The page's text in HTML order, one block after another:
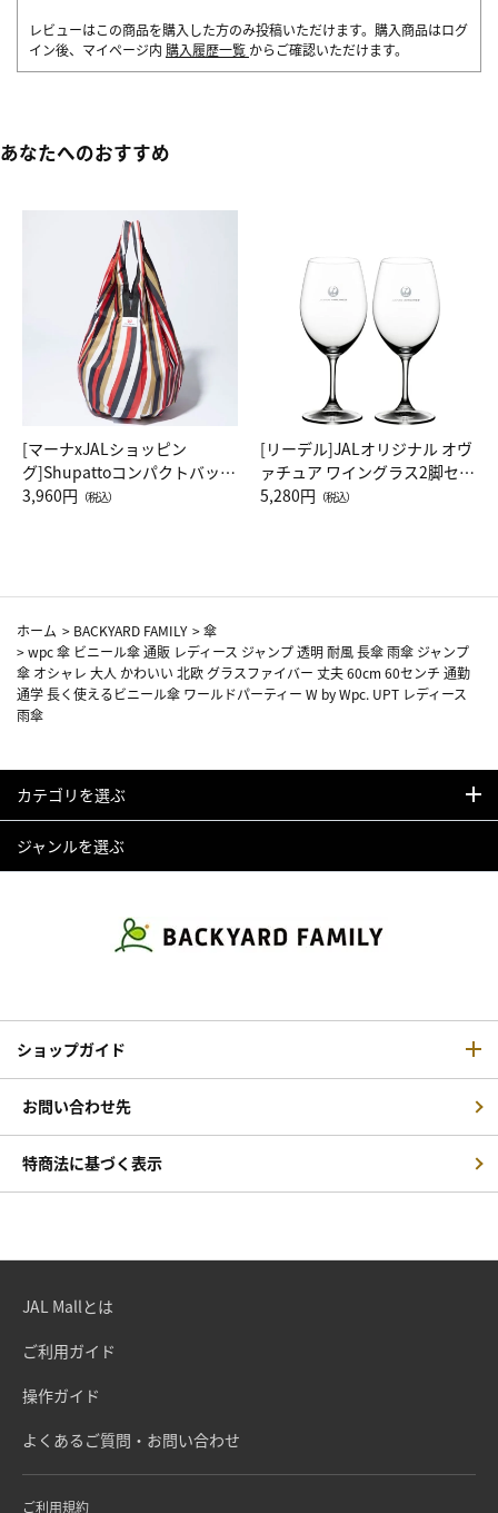
レビューはこの商品を購入した方のみ投稿いただけます。購入商品はログ
イン後、マイページ内 購入履歴一覧 からご確認いただけます。
あなたへのおすすめ
[マーナxJALショッピン
グ]Shupattoコンパクトバッグ
Drop JAL客室乗務員（LC）ス
3,960円 （税込）
[リーデル]JALオリジナル オヴ
ァチュア ワイングラス2脚セッ
ト（レッドワイン）
5,280円 （税込）
ホーム > BACKYARD FAMILY >傘
>wpc 傘 ビニール傘 通販 レディース ジャンプ 透明 耐風 長傘 雨傘 ジャンプ
傘 オシャレ 大人 かわいい 北欧 グラスファイバー 丈夫 60cm 60センチ 通勤
通学 長く使えるビニール傘 ワールドパーティー W by Wpc. UPT レディース
雨傘
カテゴリを選ぶ
ジャンルを選ぶ
ショップガイド
お問い合わせ先
特商法に基づく表示
JAL Mallとは
ご利用ガイド
操作ガイド
よくあるご質問・お問い合わせ
ご利用規約